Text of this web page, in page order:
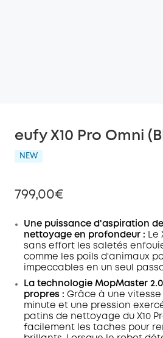
eufy X10 Pro Omni
NEW
799,00€
Une puissance d'aspiration
nettoyage en profondeur : Le
sans effort les saletés
comme les poils d'animaux
impeccables en un seul
La technologie MopMaster
propres : Grâce à une vitesse
minute et une pression
patins de nettoyage du X10
facilement les taches pour